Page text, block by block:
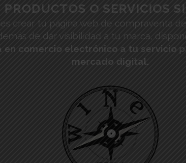
O SERVICIOS
crear tu página web de compraventa
de dar visibilidad a tu marca,
en comercio electrónico a tu servicio
mercado digital.